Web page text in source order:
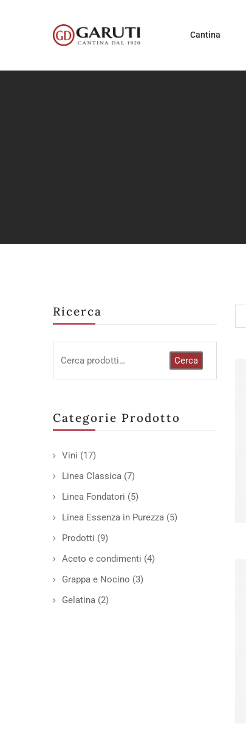
Cantina
Ricerca
Cerca
Categorie Prodotto
Vini (17)
Linea Classica (7)
Linea Fondatori (5)
Linea Essenza in Purezza (5)
Prodotti (9)
Aceto e condimenti (4)
Grappa e Nocino (3)
Gelatina (2)